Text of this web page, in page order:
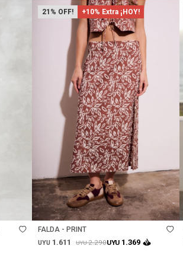
21 +10% Extra ¡HOY!
Talle
FALDA - PRINT
UYU 1.611 UYU2.290UYU 1.369